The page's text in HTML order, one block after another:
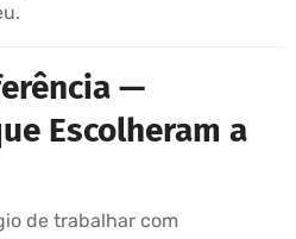
—
Escolheram a
de trabalhar com